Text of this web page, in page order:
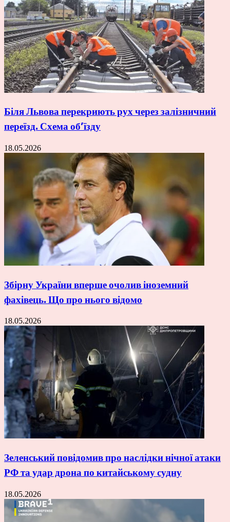
Біля Львова перекриють рух через залізничний
переїзд. Схема об’їзду
18.05.2026
Збірну України вперше очолив іноземний
фахівець. Що про нього відомо
18.05.2026
Зеленський повідомив про наслідки нічної атаки
РФ та удар дрона по китайському судну
18.05.2026